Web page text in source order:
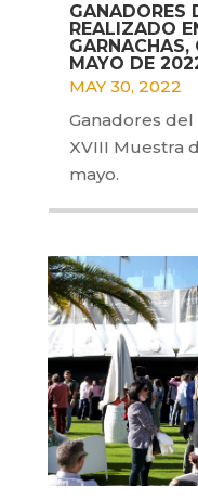
GANADORES
REALIZADO
GARNACHAS,
MAYO DE
MAY 30, 2022
Ganadores
XVIII Muestra
mayo.